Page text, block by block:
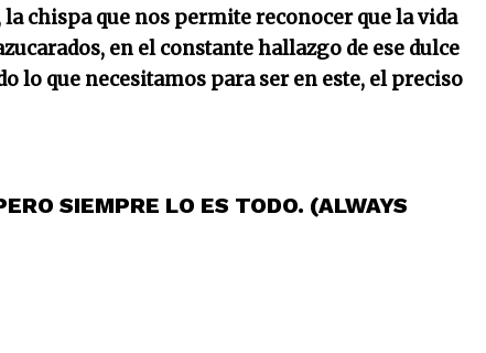
chispa que nos permite reconocer que la vida
en el constante hallazgo de ese dulce
lo que necesitamos para ser en este, el preciso
SIEMPRE LO ES TODO. (ALWAYS